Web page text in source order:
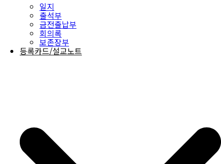
일지
출석부
금전출납부
회의록
보존장부
등록카드/설교노트